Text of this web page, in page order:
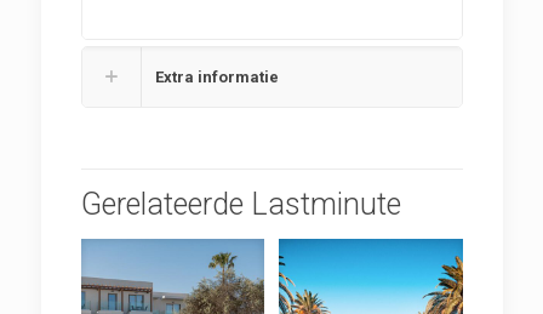
Extra informatie
Gerelateerde Lastminute